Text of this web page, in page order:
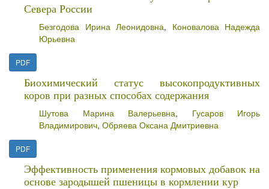
Севера России
Безгодова Ирина Леонидовна, Коновалова Надежда
Юрьевна
PDF
Биохимический статус высокопродуктивных
коров при разных способах содержания
Шутова Марина Валерьевна, Гусаров Игорь
Владимирович, Обряева Оксана Дмитриевна
PDF
Эффективность применения кормовых добавок на
основе зародышей пшеницы в кормлении кур